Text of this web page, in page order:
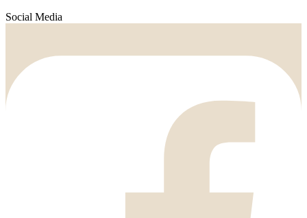
Social Media